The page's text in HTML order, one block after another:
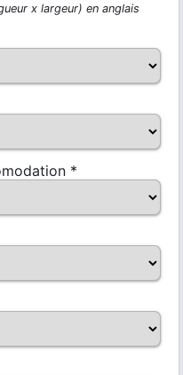
x largeur) en anglais
*